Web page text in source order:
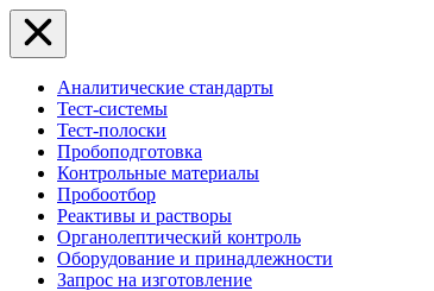
Аналитические стандарты
Тест-системы
Тест-полоски
Пробоподготовка
Контрольные материалы
Пробоотбор
Реактивы и растворы
Органолептический контроль
Оборудование и принадлежности
Запрос на изготовление